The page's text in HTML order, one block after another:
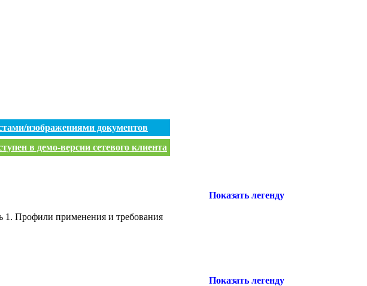
изображениями документов
в демо-версии сетевого клиента
Показать легенду
Профили применения и требования
Показать легенду